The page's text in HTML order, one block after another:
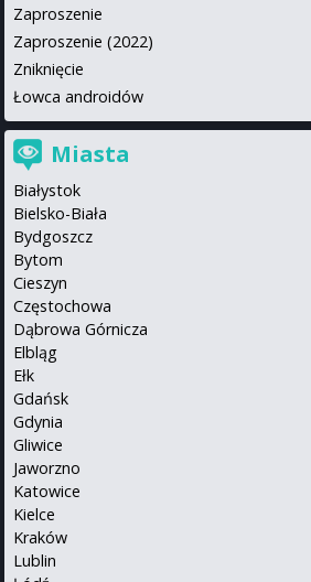
Zaproszenie
Zaproszenie (2022)
Zniknięcie
Łowca androidów
Miasta
Białystok
Bielsko-Biała
Bydgoszcz
Bytom
Cieszyn
Częstochowa
Dąbrowa Górnicza
Elbląg
Ełk
Gdańsk
Gdynia
Gliwice
Jaworzno
Katowice
Kielce
Kraków
Lublin